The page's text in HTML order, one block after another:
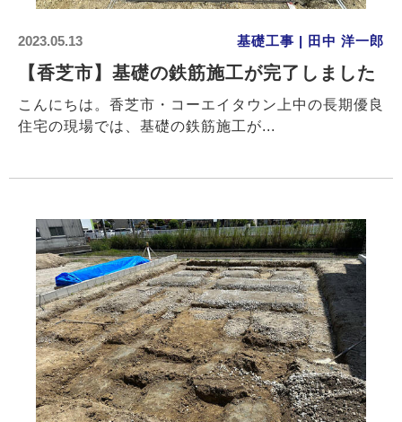
2023.05.13 基礎工事 | 田中 洋一郎
【香芝市】基礎の鉄筋施工が完了しました
こんにちは。香芝市・コーエイタウン上中の長期優良
住宅の現場では、基礎の鉄筋施工が...